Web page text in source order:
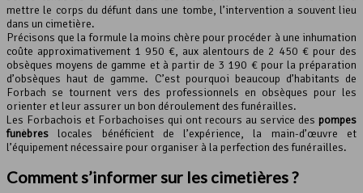
mettre le corps du défunt dans une tombe, l’intervention a souvent lieu
dans un cimetière.
Précisons que la formule la moins chère pour procéder à une inhumation
coûte approximativement 1 950 €, aux alentours de 2 450 € pour des
obsèques moyens de gamme et à partir de 3 190 € pour la préparation
d’obsèques haut de gamme. C’est pourquoi beaucoup d’habitants de
Forbach se tournent vers des professionnels en obsèques pour les
orienter et leur assurer un bon déroulement des funérailles.
Les Forbachois et Forbachoises qui ont recours au service des pompes
funèbres locales bénéficient de l’expérience, la main-d’œuvre et
l’équipement nécessaire pour organiser à la perfection des funérailles.
Comment s’informer sur les cimetières ?